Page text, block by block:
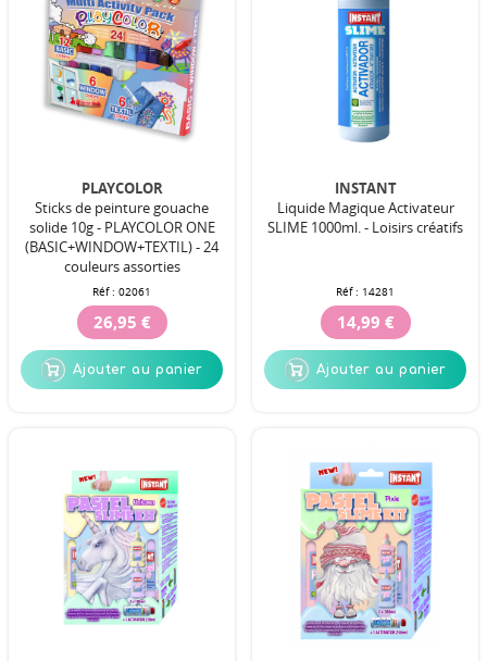
PLAYCOLOR
Sticks de peinture gouache
solide 10g - PLAYCOLOR ONE
(BASIC+WINDOW+TEXTIL) - 24
couleurs assorties
Réf : 02061
26,95 €
Ajouter au panier
INSTANT
Liquide Magique Activateur
SLIME 1000ml. - Loisirs créatifs
Réf : 14281
14,99 €
Ajouter au panier